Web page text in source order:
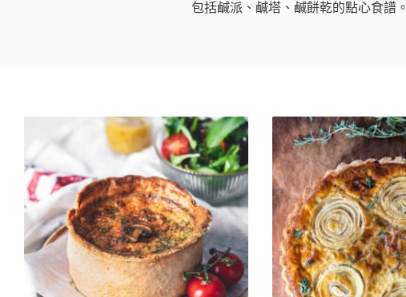
包括鹹派、鹹塔、鹹餅乾的點心食譜。